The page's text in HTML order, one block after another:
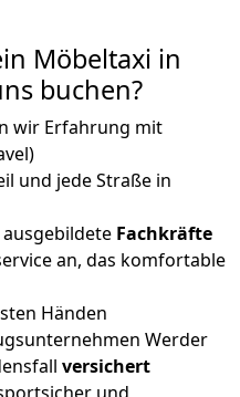
Möbeltaxi in
buchen?
wir Erfahrung mit
und jede Straße in
Fachkräfte
an, das komfortable
Händen
Werder
versichert